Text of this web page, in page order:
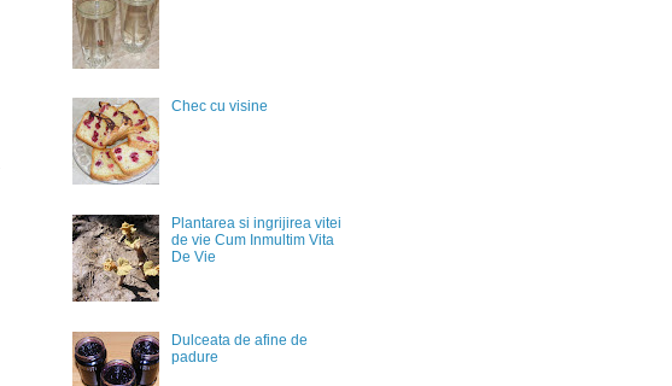
Chec cu visine
Plantarea si ingrijirea vitei
de vie Cum Inmultim Vita
De Vie
Dulceata de afine de
padure